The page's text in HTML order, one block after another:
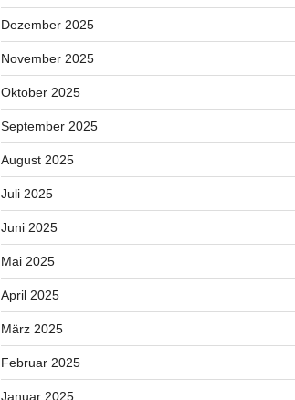
Dezember 2025
November 2025
Oktober 2025
September 2025
August 2025
Juli 2025
Juni 2025
Mai 2025
April 2025
März 2025
Februar 2025
Januar 2025